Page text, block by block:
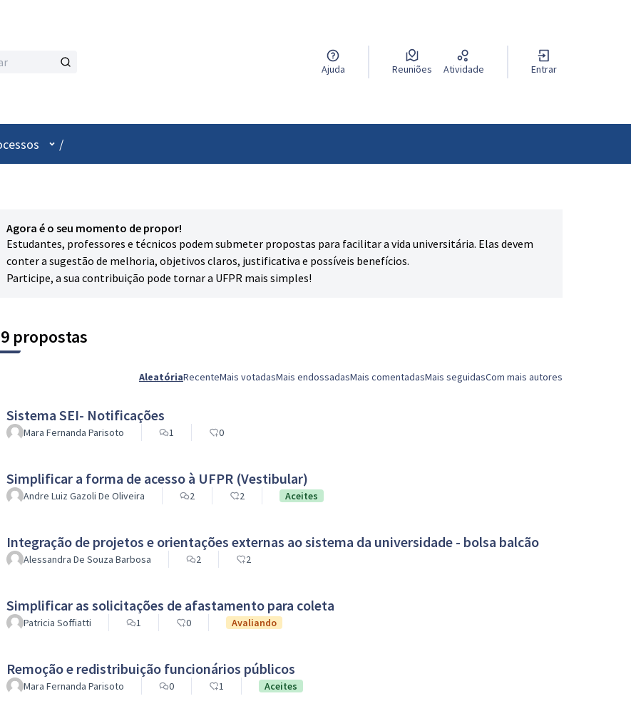
Ajuda Reuniões Atividade Entrar
Menu de utilizador
/
Agora é o seu momento de propor!
Estudantes, professores e técnicos podem submeter propostas para facilitar a vida universitária. Elas devem
conter a sugestão de melhoria, objetivos claros, justificativa e possíveis benefícios.
Participe, a sua contribuição pode tornar a UFPR mais simples!
propostas
AleatóriaRecenteMais votadasMais endossadasMais comentadasMais seguidasCom mais autores
Sistema SEI- Notificações
Mara Fernanda Parisoto 1 0
Simplificar a forma de acesso à UFPR (Vestibular)
Andre Luiz Gazoli De Oliveira 2 2 Aceites
Integração de projetos e orientações externas ao sistema da universidade - bolsa balcão
Alessandra De Souza Barbosa 2 2
Simplificar as solicitações de afastamento para coleta
Patricia Soffiatti 1 0 Avaliando
Remoção e redistribuição funcionários públicos
Mara Fernanda Parisoto 0 1 Aceites